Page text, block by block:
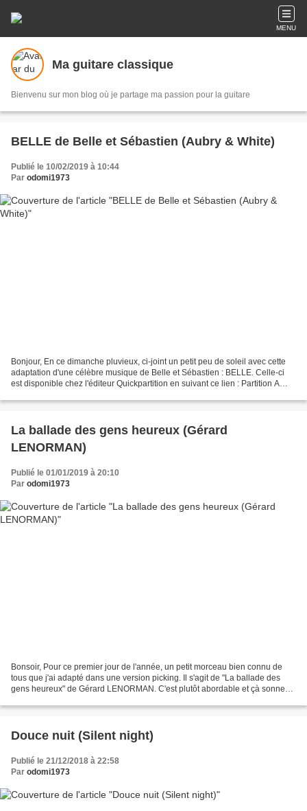
MENU
Ma guitare classique
Bienvenu sur mon blog où je partage ma passion pour la guitare
BELLE de Belle et Sébastien (Aubry & White)
Publié le 10/02/2019 à 10:44
Par odomi1973
Bonjour, En ce dimanche pluvieux, ci-joint un petit peu de soleil avec cette
adaptation d'une célèbre musique de Belle et Sébastien : BELLE. Celle-ci
est disponible chez l'éditeur Quickpartition en suivant ce lien : Partition A
La ballade des gens heureux (Gérard
LENORMAN)
Publié le 01/01/2019 à 20:10
Par odomi1973
Bonsoir, Pour ce premier jour de l'année, un petit morceau bien connu de
tous que j'ai adapté dans une version picking. Il s'agit de "La ballade des
gens heureux" de Gérard LENORMAN. C'est plutôt abordable et çà sonne
Douce nuit (Silent night)
Publié le 21/12/2018 à 22:58
Par odomi1973